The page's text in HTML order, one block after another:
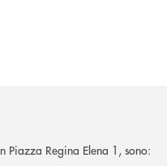
Regina Elena 1, sono: